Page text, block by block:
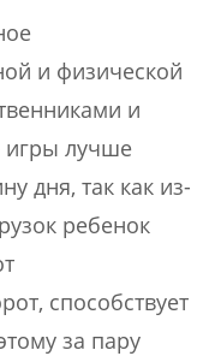
и физической
и
игры лучше
дня, так как из-
ребенок
способствует
за пару